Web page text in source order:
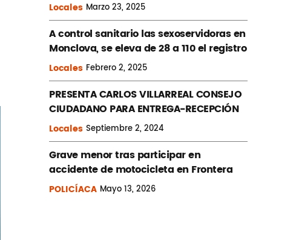
Locales Marzo23, 2025
A control sanitario las sexoservidoras en
Monclova, se eleva de 28 a 110 el registro
Locales Febrero2, 2025
PRESENTA CARLOS VILLARREAL CONSEJO
CIUDADANO PARA ENTREGA-RECEPCIÓN
Locales Septiembre2, 2024
Grave menor tras participar en
accidente de motocicleta en Frontera
POLICÍACA Mayo13, 2026